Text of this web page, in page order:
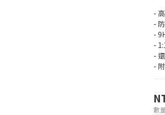
-
-
-
-
-
-
數